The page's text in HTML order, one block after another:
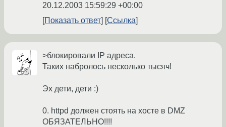
20.12.2003 15:59:29 +00:00
Показать ответ
Ссылка
>блокировали IP адреса.
Таких набролось несколько тысяч!
Эх дети, дети :)
0. httpd должен стоять на хосте в DMZ
ОБЯЗАТЕЛЬНО!!!!